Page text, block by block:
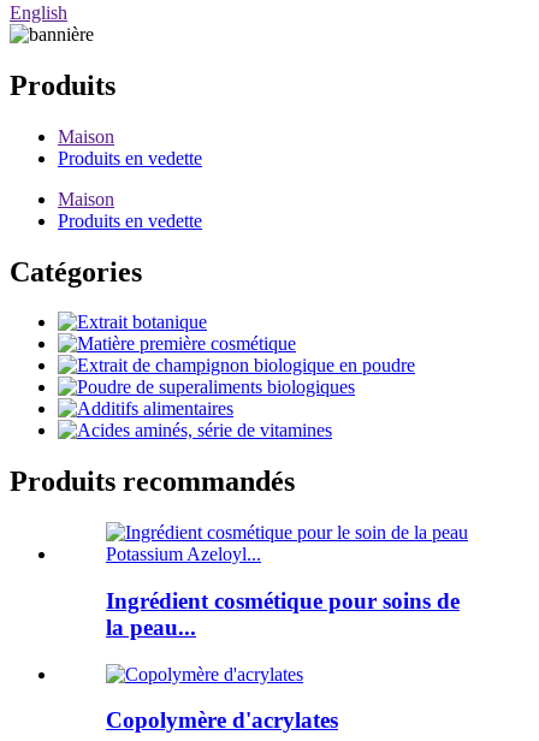
English
Produits
Maison
Produits en vedette
Maison
Produits en vedette
Catégories
Produits recommandés
Ingrédient cosmétique pour soins de
la peau...
Copolymère d'acrylates